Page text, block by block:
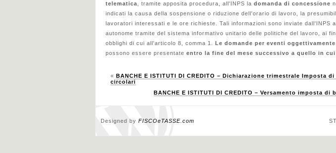
telematica , tramite apposita procedura, all'INPS la domanda di concessione
indicati la causa della sospensione o riduzione dell'orario di lavoro, la
lavoratori interessati e le ore richieste. Tali informazioni sono inviate dall'INPS
autonome tramite del sistema informativo unitario delle politiche del lavoro, ai
obblighi di cui all'articolo 8, comma 1. Le domande per eventi
possono essere presentate entro la fine del mese successivo a quello in
« BANCHE E ISTITUTI DI CREDITO – Dichiarazione trimestrale Imposta
circolari
BANCHE E ISTITUTI DI CREDITO – Versamento imposta
Designed by FISCOeTASSE.com